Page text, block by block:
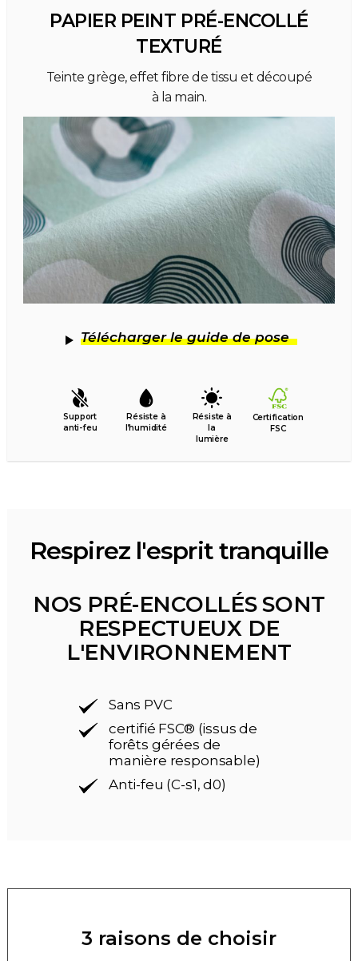
PAPIER PEINT PRÉ-ENCOLLÉ
TEXTURÉ
Teinte grège, effet fibre de tissu et découpé
à la main.
Télécharger le guide de pose
Support
anti-feu
Résiste à
l’humidité
Résiste à
la
lumière
Certification
FSC
Respirez l'esprit tranquille
NOS PRÉ-ENCOLLÉS SONT
RESPECTUEUX DE
L'ENVIRONNEMENT
Sans PVC
certifié FSC® (issus de
forêts gérées de
manière responsable)
Anti-feu (C-s1, d0)
3 raisons de choisir